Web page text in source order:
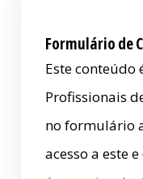
Formulário de
Este conteúdo
Profissionais
no formulário
acesso a este